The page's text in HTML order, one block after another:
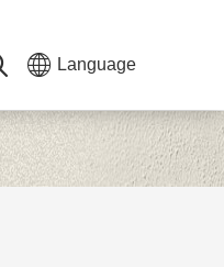
Language